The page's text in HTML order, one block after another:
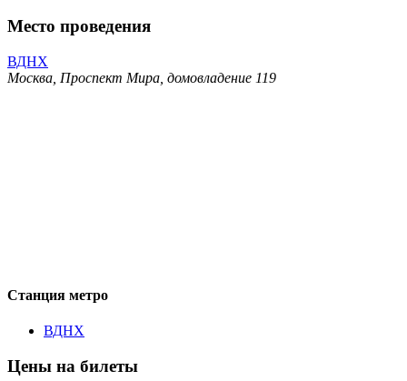
Место проведения
ВДНХ
Москва, Проспект Мира, домовладение 119
Станция метро
ВДНХ
Цены на билеты